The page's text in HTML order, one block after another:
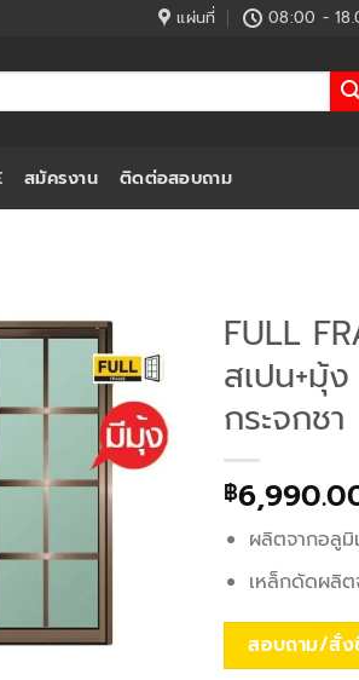
แผ่นที่ 08:00 -
สมัครงาน ติดต่อสอบถาม
FULL
สเปน+มุ้
กระจกชา
฿
ผลิตจากอลู
เหล็กดัดผลิ
สอบถาม/สั่ง